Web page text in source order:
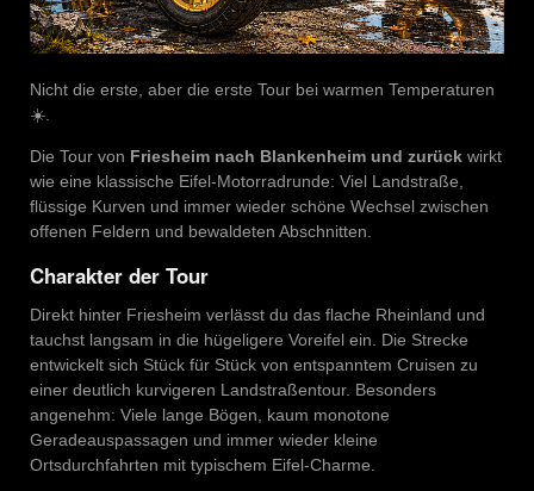
Nicht die erste, aber die erste Tour bei warmen Temperaturen
☀️.
Die Tour von Friesheim nach Blankenheim und zurück wirkt
wie eine klassische Eifel-Motorradrunde: Viel Landstraße,
flüssige Kurven und immer wieder schöne Wechsel zwischen
offenen Feldern und bewaldeten Abschnitten.
Charakter der Tour
Direkt hinter Friesheim verlässt du das flache Rheinland und
tauchst langsam in die hügeligere Voreifel ein. Die Strecke
entwickelt sich Stück für Stück von entspanntem Cruisen zu
einer deutlich kurvigeren Landstraßentour. Besonders
angenehm: Viele lange Bögen, kaum monotone
Geradeauspassagen und immer wieder kleine
Ortsdurchfahrten mit typischem Eifel-Charme.